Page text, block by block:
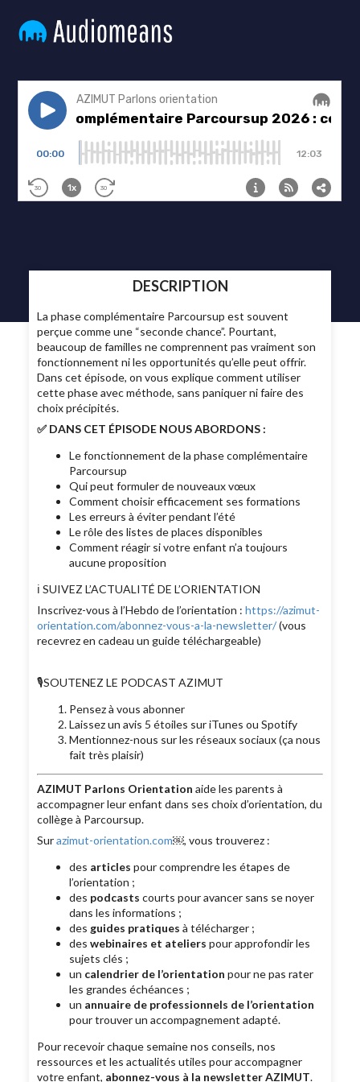
DESCRIPTION
La phase complémentaire Parcoursup est souvent
perçue comme une “seconde chance”. Pourtant,
beaucoup de familles ne comprennent pas vraiment son
fonctionnement ni les opportunités qu’elle peut offrir.
Dans cet épisode, on vous explique comment utiliser
cette phase avec méthode, sans paniquer ni faire des
choix précipités.
✅ DANS CET ÉPISODE NOUS ABORDONS :
Le fonctionnement de la phase complémentaire
Parcoursup
Qui peut formuler de nouveaux vœux
Comment choisir efficacement ses formations
Les erreurs à éviter pendant l’été
Le rôle des listes de places disponibles
Comment réagir si votre enfant n’a toujours
aucune proposition
ℹ️ SUIVEZ L’ACTUALITÉ DE L’ORIENTATION
Inscrivez-vous à l’Hebdo de l’orientation : https://azimut-
orientation.com/abonnez-vous-a-la-newsletter/(vous
recevrez en cadeau un guide téléchargeable)
🎙SOUTENEZ LE PODCAST AZIMUT
Pensez à vous abonner
Laissez un avis 5 étoiles sur iTunes ou Spotify
Mentionnez-nous sur les réseaux sociaux (ça nous
fait très plaisir)
AZIMUT Parlons Orientation aide les parents à
accompagner leur enfant dans ses choix d’orientation, du
collège à Parcoursup.
Surazimut-orientation.com￼, vous trouverez :
des articles pour comprendre les étapes de
l’orientation ;
des podcasts courts pour avancer sans se noyer
dans les informations ;
des guides pratiques à télécharger ;
deswebinaires et ateliers pour approfondir les
sujets clés ;
un calendrier de l’orientation pour ne pas rater
les grandes échéances ;
un annuaire de professionnels de l’orientation
pour trouver un accompagnement adapté.
Pour recevoir chaque semaine nos conseils, nos
ressources et les actualités utiles pour accompagner
votre enfant, abonnez-vous à la newsletter AZIMUT.